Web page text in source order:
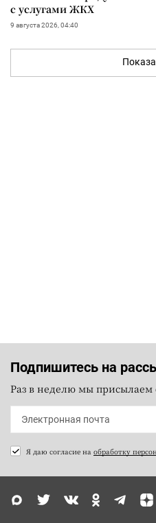
с услугами ЖКХ
9 августа 2026, 04:40
Подпишитесь на
Раз в неделю мы присылаем
Я даю согласие на обработку